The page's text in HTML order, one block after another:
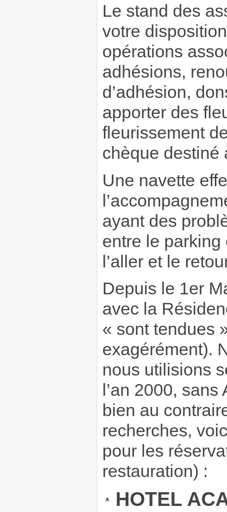
Le stand des
votre
opérations
adhésions,
d’adhésion,
apporter des
fleurissement
chèque destiné
Une navette
ayant des
entre le
l’aller et le
Depuis le 1er
avec la
« sont tendues
exagérément).
nous utilisions
l’an 2000,
bien au
recherches,
pour les
restauration) :
HOTEL